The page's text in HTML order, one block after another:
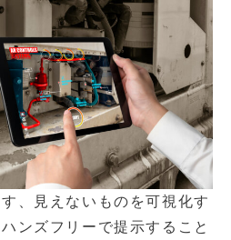
、見えないものを可視化す
ンズフリーで提示すること